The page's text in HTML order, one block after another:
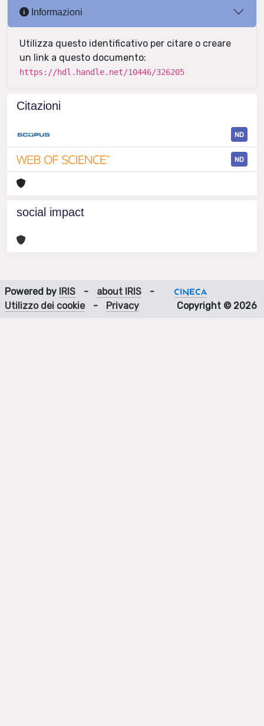
Informazioni
Utilizza questo identificativo per citare o creare
un link a questo documento:
https://hdl.handle.net/10446/326205
Citazioni
ND
ND
social impact
Powered by IRIS - about IRIS
-
Utilizzo dei cookie
- Privacy Copyright © 2026